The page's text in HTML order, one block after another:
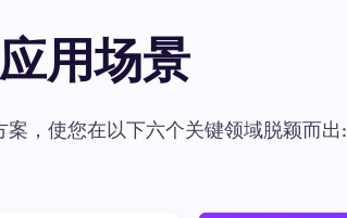
用场景
案，使您在以下六个关键领域脱颖而出: